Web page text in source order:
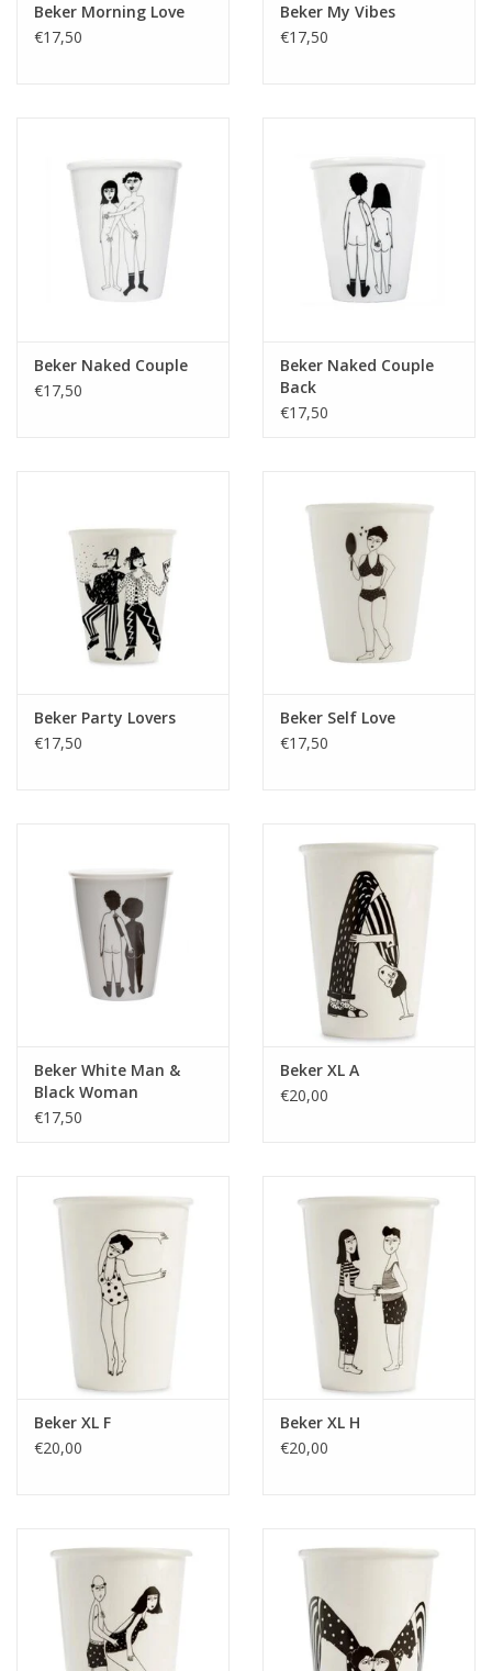
Beker Morning Love
€17,50
Beker My Vibes
€17,50
Beker Naked Couple
€17,50
Beker Naked Couple
Back
€17,50
Beker Party Lovers
€17,50
Beker Self Love
€17,50
Beker White Man &
Black Woman
€17,50
Beker XL A
€20,00
Beker XL F
€20,00
Beker XL H
€20,00